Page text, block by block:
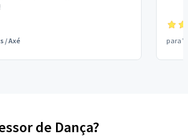
/Axé para
de Dança?